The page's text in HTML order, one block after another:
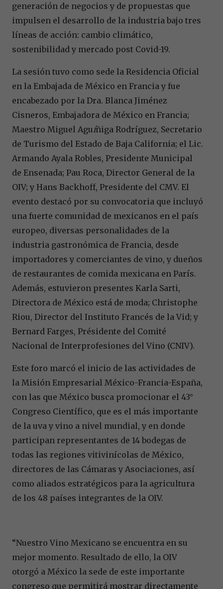
generación de negocios y de propuestas que
impulsen el desarrollo de la industria bajo tres
líneas de acción: cambio climático,
sostenibilidad y mercado post Covid-19.
La sesión tuvo como sede la Residencia Oficial
en la Embajada de México en Francia y fue
encabezado por la Dra. Blanca Jiménez
Cisneros, Embajadora de México en Francia;
Maestro Miguel Agu íñiga Rodríguez, Secretario
de Turismo del Estado de Baja California; el Lic.
Armando Ayala Robles, Presidente Municipal
de Ensenada; Pau Roca, Director General de la
OIV; y Hans Backhoff, Presidente del CMV. El
evento destacó por su convocatoria que incluyó
una fuerte comunidad de mexicanos en el país
europeo, diversas personalidades de la
industria gastronómica de Francia, desde
importadores y comerciantes de vino, y dueños
de restaurantes de comida mexicana en París.
Además, estuvieron presentes Karla Sarti,
Directora de México está de moda; Christophe
Riou, Director del Instituto Francés de la Vid; y
Bernard Farges, Présidente del Comité
Nacional de Interprofesiones del Vino (CNIV).
Este foro marcó el inicio de las actividades de
la Misión Empresarial México-Francia-España,
con las que México busca promocionar el 43°
Congreso Científico, que es el más importante
de la uva y vino a nivel mundial, y en donde
participan representantes de 14 bodegas de
todas las regiones vitivinícolas de México,
directores de las Cámaras y Asociaciones, así
como aliados estratégicos para la agricultura
de los 48 países integrantes de la OIV.
“Nuestro Vino Mexicano se encuentra en su
mejor momento. Resultado de ello, la OIV
otorgó a México la sede de este importante
congreso que permitirá mostrar directamente